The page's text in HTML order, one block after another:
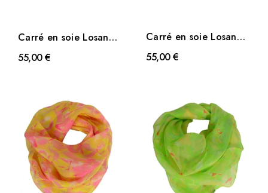
Carré en soie Losange
rose
55,00 €
Carré en soie Losange
vert pomme
55,00 €